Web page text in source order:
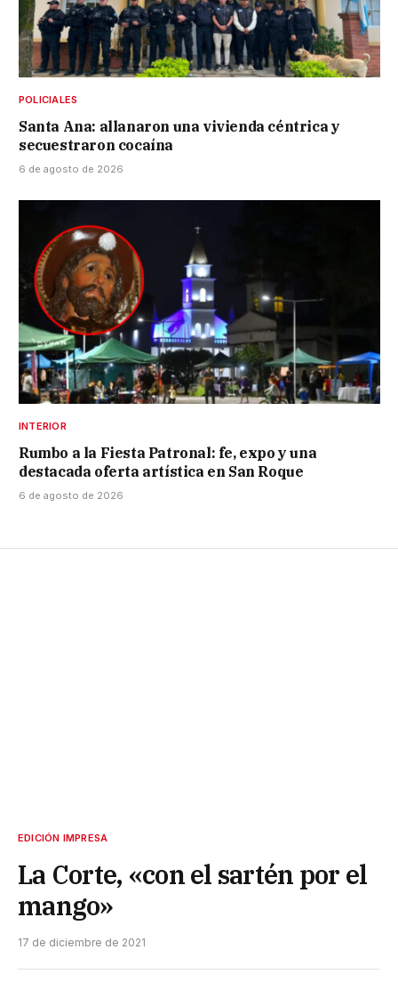
POLICIALES
Santa Ana: allanaron una vivienda céntrica y
secuestraron cocaína
6 de agosto de 2026
INTERIOR
Rumbo a la Fiesta Patronal: fe, expo y una
destacada oferta artística en San Roque
6 de agosto de 2026
EDICIÓN IMPRESA
La Corte, «con el sartén por el
mango»
17 de diciembre de 2021